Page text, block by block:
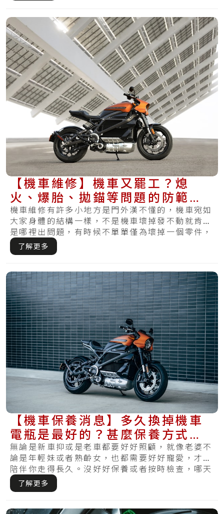
【機車維修】機車又罷工？熄
火、爆胎、拋錨等問題的防範方
式都在這
機車維修有許多小地方是門外漢不懂的，機車宛如
大家身體的結構一樣，不是機車壞掉發不動就肯定
是哪裡出問題，有時候不單單僅為壞掉一個零件，
反而.....
了解更多
【機車保養消息】多久換掉機車
電瓶是最好的？甚麼保養方式最
適合你的電瓶？
無論是新車抑或是老車都要好好照顧，就像老婆不
論是年輕妹或者熟齡女，也都需要好好寵愛，才可
陪伴你走得長久。沒好好保養或者按時檢查，哪天
發覺.....
了解更多